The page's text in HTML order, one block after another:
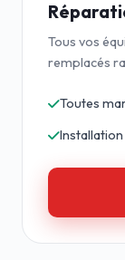
Tous vos
remplacés
Toutes